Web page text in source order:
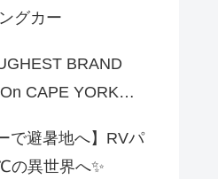
グカー
BRAND
CAPE YORK…
で避暑地へ】RVパ
の異世界へ✨